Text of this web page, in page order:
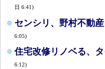
日 6:41)
センシリ、野村不動
6:05)
住宅改修リノベる、
6:12)